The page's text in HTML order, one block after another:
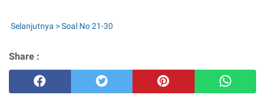
Selanjutnya > Soal No 21-30
Share :